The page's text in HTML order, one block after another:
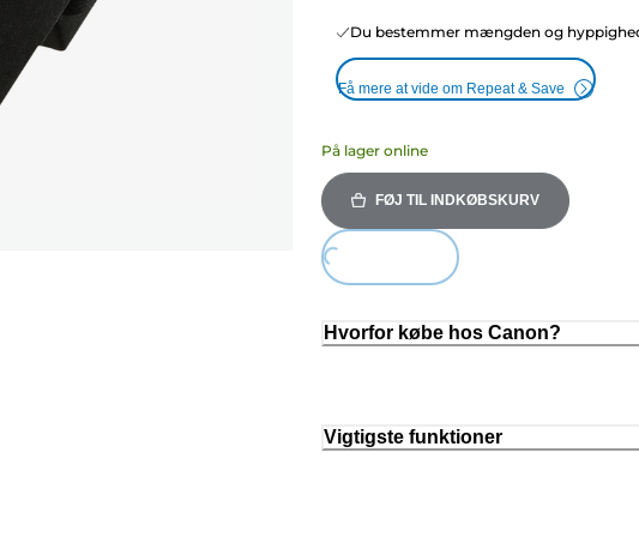
Du bestemmer mængden og
Få mere at vide om Repeat & Save
På lager online
FØJ TIL INDKØBSKURV
Loading...
Hvorfor købe hos Canon?
Vigtigste funktioner